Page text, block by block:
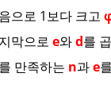
으로 1보다 크고
막으로 e와d를
만족하는 n과e